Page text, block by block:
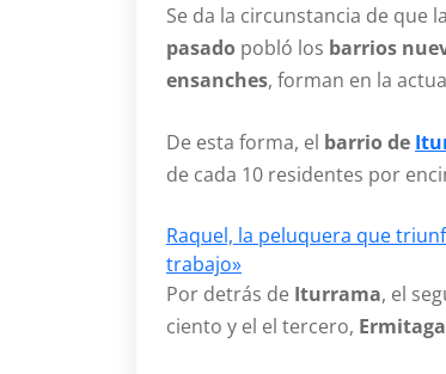
Se da la circunstancia de que
pasado pobló los barrios
ensanches, forman en la
De esta forma, el barrio de
de cada 10 residentes por
Raquel, la peluquera que
trabajo»
Por detrás de Iturrama, el
ciento y el el tercero,